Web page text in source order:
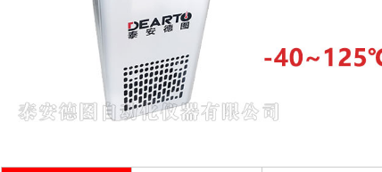
DTS-CT300 智能精密恒温油槽
DTS-CT 智能精密低温槽
DTS-T 宽温域智能恒温槽
DTS 精密恒温槽